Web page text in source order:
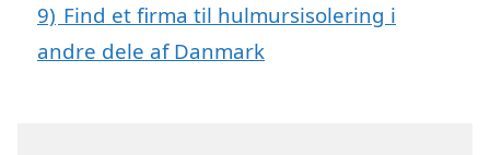
9) Find et firma til hulmursisolering i
andre dele af Danmark